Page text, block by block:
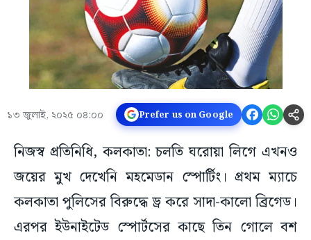
১৩ জুলাই, ২০২৫ ০৪:০০ Prefer us on Google
নিজস্ব প্রতিনিধি, কলকাতা: চলতি ঘরোয়া লিগে এখনও
জয়ের মুখ দেখেনি মহমেডান স্পোর্টিং। প্রথম ম্যাচে
কলকাতা পুলিসের বিরুদ্ধে ড্র করে সাদা-কালো ব্রিগেড।
এরপর ইউনাইটেড স্পোর্টসের কাছে তিন গোলে বশ